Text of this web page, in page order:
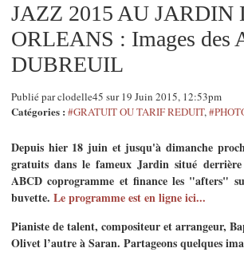
JAZZ 2015 AU JARDIN
ORLEANS : Images des
DUBREUIL
Publié par clodelle45 sur 19 Juin 2015, 12:53pm
Catégories : #GRATUIT OU TARIF REDUIT,
Depuis hier 18 juin et jusqu'à dimanche
gratuits dans le fameux Jardin situé
ABCD coprogramme et finance les "afters"
buvette. Le programme est en ligne ici...
Pianiste de talent, compositeur et arrangeur,
Olivet l’autre à Saran. Partageons quelques